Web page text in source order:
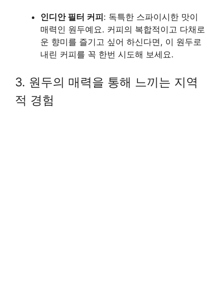
인디안 필터 커피: 독특한 스파이시한 맛이
매력인 원두예요. 커피의 복합적이고 다채로
운 향미를 즐기고 싶어 하신다면, 이 원두로
내린 커피를 꼭 한번 시도해 보세요.
3. 원두의 매력을 통해 느끼는 지역
적 경험